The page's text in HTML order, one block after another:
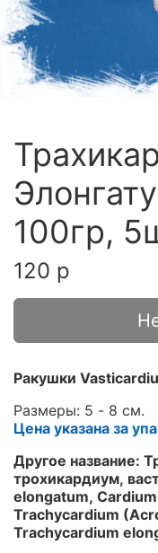
100гр,
120 р
Ракушки
Размеры: 5 - 8 см.
Цена указана за
Другое название:
трохикардиум,
elongatum,
Trachycardium
Trachycardium